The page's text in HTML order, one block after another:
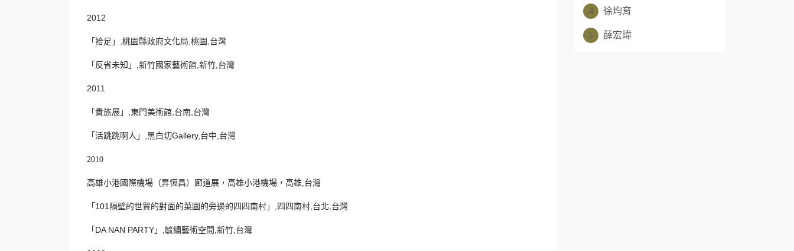
2012
「拾足」,桃園縣政府文化局,桃園,台灣
「反省未知」,新竹國家藝術館,新竹,台灣
2011
「貴族展」,東門美術館,台南,台灣
「活跳跳啊人」,黑白切Gallery,台中,台灣
2010
高雄小港國際機場（昇恆昌）廊道展，高雄小港機場，高雄,台灣
「101隔壁的世貿的對面的菜園的旁邊的四四南村」,四四南村,台北,台灣
「DA NAN PARTY」,毓繡藝術空間,新竹,台灣
4 徐均育
5 薛宏瑋